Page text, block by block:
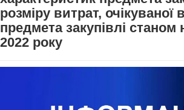
розміру витрат, очікуваної
предмета закупівлі станом
2022 року